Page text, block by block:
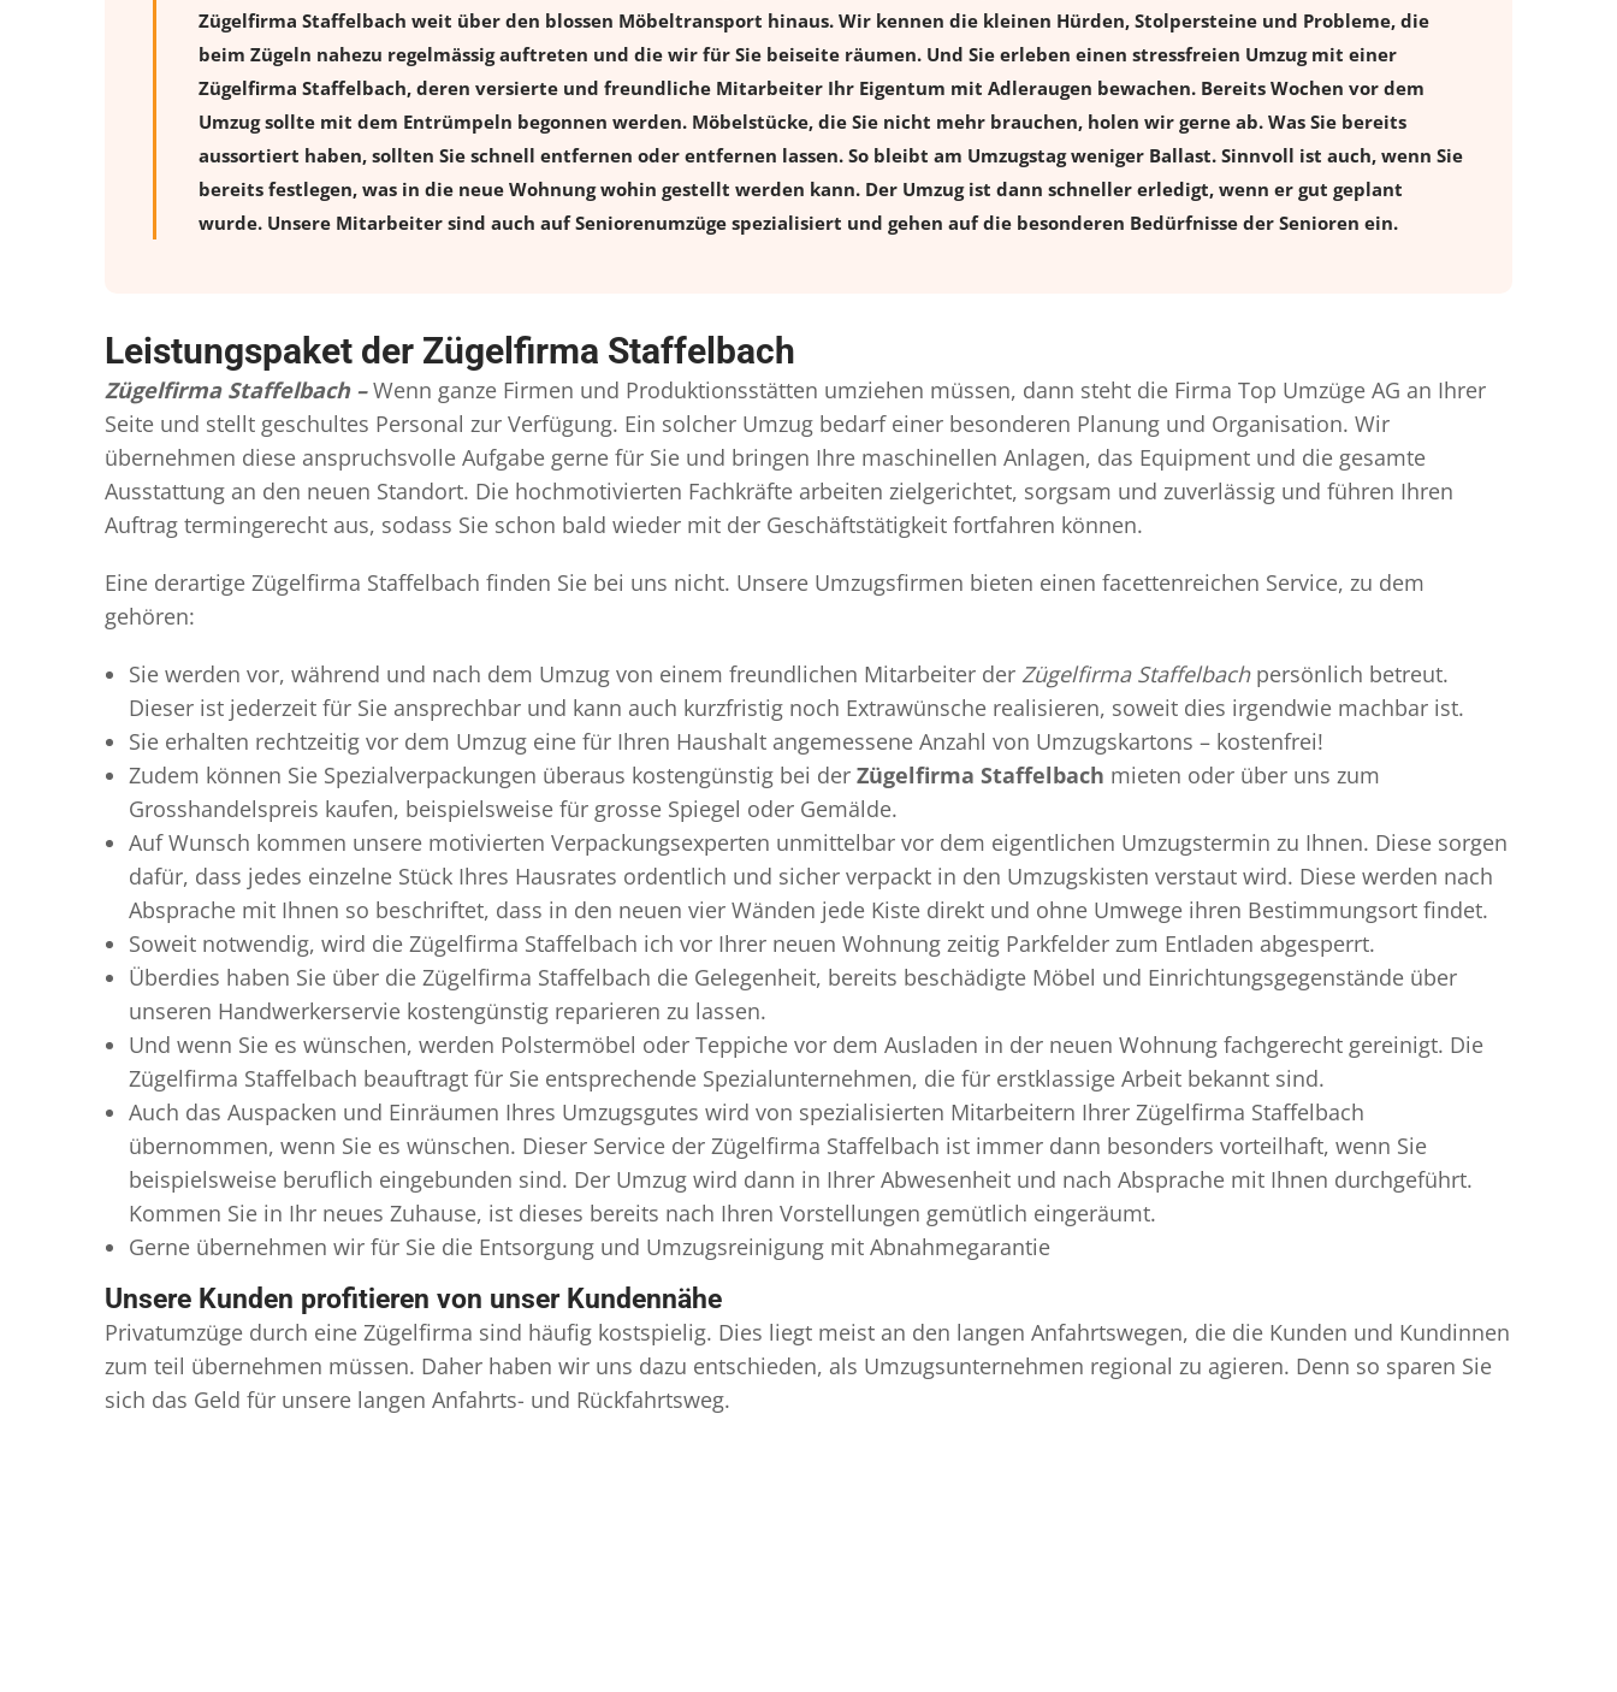
Zügelfirma Staffelbach weit über den blossen Möbeltransport hinaus. Wir kennen die kleinen Hürden, Stolpersteine und Probleme, die
beim Zügeln nahezu regelmässig auftreten und die wir für Sie beiseite räumen. Und Sie erleben einen stressfreien Umzugmit einer
Zügelfirma Staffelbach, deren versierte und freundliche Mitarbeiter Ihr Eigentum mit Adleraugen bewachen. Bereits Wochen vor dem
Umzug sollte mit dem Entrümpeln begonnen werden. Möbelstücke, die Sie nicht mehr brauchen, holen wir gerne ab. Was Sie bereits
aussortiert haben, sollten Sie schnell entfernen oder entfernen lassen. So bleibt am Umzugstag weniger Ballast. Sinnvoll ist auch, wenn Sie
bereits festlegen, was in die neue Wohnung wohin gestellt werden kann. Der Umzug ist dann schneller erledigt, wenn er gut geplant
wurde. Unsere Mitarbeiter sind auch auf Seniorenumzüge spezialisiert und gehen auf die besonderen Bedürfnisse der Senioren ein.
Leistungspaket der Zügelfirma Staffelbach
Zügelfirma Staffelbach – Wenn ganze Firmen und Produktionsstätten umziehen müssen, dann steht die Firma Top Umzüge AG an Ihrer
Seite und stellt geschultes Personal zur Verfügung. Ein solcher Umzug bedarf einer besonderen Planung und Organisation. Wir
übernehmen diese anspruchsvolle Aufgabe gerne für Sie und bringen Ihre maschinellen Anlagen, das Equipment und die gesamte
Ausstattung an den neuen Standort. Die hochmotivierten Fachkräfte arbeiten zielgerichtet, sorgsam und zuverlässig und führen Ihren
Auftrag termingerecht aus, sodass Sie schon bald wieder mit der Geschäftstätigkeit fortfahren können.
Eine derartige Zügelfirma Staffelbach finden Sie bei uns nicht. Unsere Umzugsfirmen bieten einen facettenreichen Service, zu dem
gehören:
Sie werden vor, während und nach dem Umzug von einem freundlichen Mitarbeiter der Zügelfirma Staffelbachpersönlich betreut.
Dieser ist jederzeit für Sie ansprechbar und kann auch kurzfristig noch Extrawünsche realisieren, soweit dies irgendwie machbar ist.
Sie erhalten rechtzeitig vor dem Umzug eine für Ihren Haushalt angemessene Anzahl von Umzugskartons – kostenfrei!
Zudem können Sie Spezialverpackungen überaus kostengünstig bei der Zügelfirma Staffelbach mieten oder über uns zum
Grosshandelspreis kaufen, beispielsweise für grosse Spiegel oder Gemälde.
Auf Wunsch kommen unsere motivierten Verpackungsexperten unmittelbar vor dem eigentlichen Umzugstermin zu Ihnen. Diese sorgen
dafür, dass jedes einzelne Stück Ihres Hausrates ordentlich und sicher verpackt in den Umzugskisten verstaut wird. Diese werden nach
Absprache mit Ihnen so beschriftet, dass in den neuen vier Wänden jede Kiste direkt und ohne Umwege ihren Bestimmungsort findet.
Soweit notwendig, wird die Zügelfirma Staffelbach ich vor Ihrer neuen Wohnung zeitig Parkfelder zum Entladen abgesperrt.
Überdies haben Sie über die Zügelfirma Staffelbach die Gelegenheit, bereits beschädigte Möbel und Einrichtungsgegenstände über
unseren Handwerkerservie kostengünstig reparieren zu lassen.
Und wenn Sie es wünschen, werden Polstermöbel oder Teppiche vor dem Ausladen in der neuen Wohnung fachgerecht gereinigt. Die
Zügelfirma Staffelbach beauftragt für Sie entsprechende Spezialunternehmen, die für erstklassige Arbeit bekannt sind.
Auch das Auspacken und Einräumen Ihres Umzugsgutes wird von spezialisierten Mitarbeitern Ihrer Zügelfirma Staffelbach
übernommen, wenn Sie es wünschen. Dieser Service der Zügelfirma Staffelbach ist immer dann besonders vorteilhaft, wenn Sie
beispielsweise beruflich eingebunden sind. Der Umzug wird dann in Ihrer Abwesenheit und nach Absprache mit Ihnen durchgeführt.
Kommen Sie in Ihr neues Zuhause, ist dieses bereits nach Ihren Vorstellungen gemütlich eingeräumt.
Gerne übernehmen wir für Sie die Entsorgung und Umzugsreinigung mit Abnahmegarantie
Unsere Kunden profitieren von unser Kundennähe
Privatumzüge durch eine Zügelfirma sind häufig kostspielig. Dies liegt meist an den langen Anfahrtswegen, die die Kunden und Kundinnen
zum teil übernehmen müssen. Daher haben wir uns dazu entschieden, als Umzugsunternehmen regional zu agieren. Denn so sparen Sie
sich das Geld für unsere langen Anfahrts- und Rückfahrtsweg.